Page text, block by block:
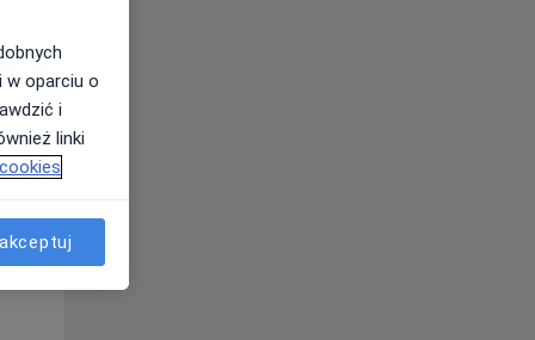
Czw,
13 Sie
w oparciu o
i
linki